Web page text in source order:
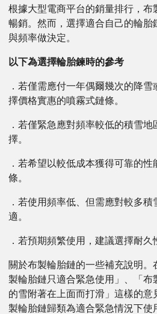
根據大型電商平台的銷量排行，布
暢銷。然而，選擇適合自己的輪胎
與頻率做決定。
以下為選擇輪胎鍊時的參考
．若僅需應付一年偶爾幾次的降
擇價格實惠的噴霧式鏈條。
．若僅緊急應對頻率較低的積雪
擇。
．若希望以較低成本獲得可靠的
條。
．若使用頻率低、但需應對較多
適。
．若預期頻繁使用，建議選擇耐久
關於布製輪胎鏈的一些補充說明
製輪胎鏈只適合緊急使用」、「布
的雪附著在上面而打滑」這樣的
製輪胎鏈歸類為適合緊急情況下使